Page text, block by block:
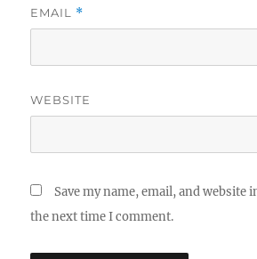
EMAIL *
WEBSITE
Save my name, email, and website
the next time I comment.